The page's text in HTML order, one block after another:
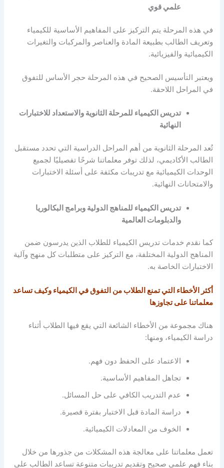
علمي قوي
في هذه المرحلة يتم التركيز على المفاهيم الأساسية للكيمياء
وتعريف الطالب بطبيعة المادة والعناصر والمركبات والتغيرات
الكيميائية والفيزيائية.
ويعتبر التأسيس الصحيح في هذه المرحلة حجر الأساس للتفوق
في المراحل اللاحقة.
تدريس الكيمياء للمرحلة الثانوية والاستعداد للاختبارات
النهائية
تُعد المرحلة الثانوية من أهم المراحل الدراسية التي تحدد مستقبل
الطالب الأكاديمي، لذلك توفر معلماتنا شرحًا تفصيليًا لجميع
الوحدات الكيميائية مع تدريبات مكثفة على أسئلة الاختبارات
والامتحانات النهائية.
تدريس الكيمياء للمناهج الدولية وبرامج البكالوريا
والدبلومات العالمية
كما نقدم خدمات تدريس الكيمياء للطلاب الذين يدرسون ضمن
المناهج الدولية المختلفة، مع التركيز على متطلبات كل منهج وآلية
الاختبارات الخاصة به.
أكثر الأخطاء التي تمنع الطلاب من التفوق في الكيمياء وكيف تساعد
معلماتنا على تجاوزها
هناك مجموعة من الأخطاء الشائعة التي يقع فيها الطلاب أثناء
دراسة الكيمياء، ومنها:
الاعتماد على الحفظ دون فهم.
تجاهل المفاهيم الأساسية.
عدم التدريب الكافي على حل المسائل.
دراسة المادة قبل الاختبار بفترة قصيرة.
الخوف من المعادلات الكيميائية.
تعمل معلماتنا على معالجة هذه المشكلات من جذورها من خلال
بناء فهم علمي صحيح وتقديم تدريبات متنوعة تساعد الطالب على